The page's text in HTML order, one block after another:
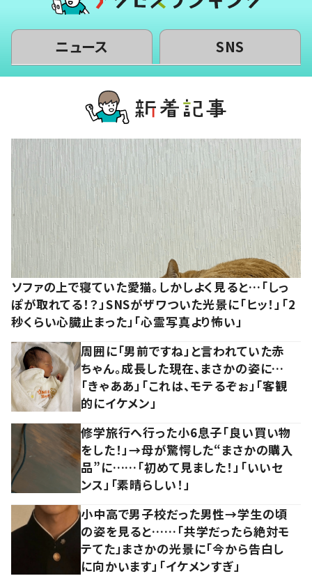
ニュース SNS
ソファの上で寝ていた愛猫。しかしよく見ると…「しっ
ぽが取れてる！？」SNSがザワついた光景に「ヒッ！」「2
秒くらい心臓止まった」「心霊写真より怖い」
周囲に「男前ですね」と言われていた赤
ちゃん。成長した現在、まさかの姿に…
「きゃああ」「これは、モテるぞぉ」「客観
的にイケメン」
修学旅行へ行った小6息子「良い買い物
をした！」→母が驚愕した“まさかの購入
品”に……「初めて見ました！」「いいセ
ンス」「素晴らしい！」
小中高で男子校だった男性→学生の頃
の姿を見ると……「共学だったら絶対モ
テてた」まさかの光景に「今から告白し
に向かいます」「イケメンすぎ」